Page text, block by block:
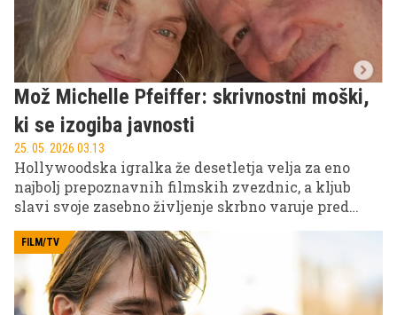
Mož Michelle Pfeiffer: skrivnostni moški,
ki se izogiba javnosti
25. 05. 2026 03.13
Hollywoodska igralka že desetletja velja za eno
najbolj prepoznavnih filmskih zvezdnic, a kljub
slavi svoje zasebno življenje skrbno varuje pred
javnostjo. Veliko zanimanja zato vzbuja njen mož, ki
se v javnosti pojavlja zelo redko, čeprav je v
televizijski industriji ustvaril številne uspešne
projekte, kot navajajo zapisi ameriške televizijske
akademije.
FILM/TV